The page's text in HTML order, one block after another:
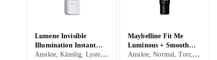
Lumene Invisible
Illumination Instant
Glow UV Primer SPF30
Ansikte, Känslig, Lyster, Solskydd, Kräm
Maybelline Fit Me
Luminous + Smooth
Primer 30ml
Ansikte, Normal, Torr, Fet, Mjukgörande, Återfuktande, Lyster, Solskydd, Matt